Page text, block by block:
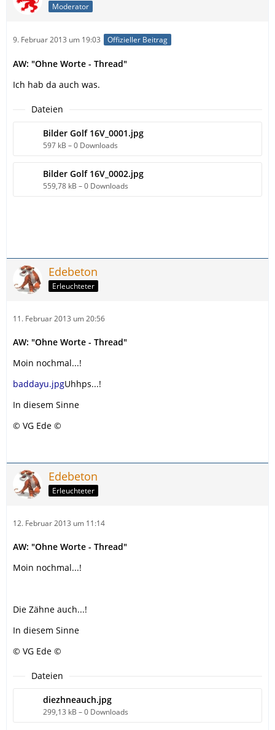
Moderator
9. Februar 2013 um 19:03 Offizieller Beitrag
AW: "Ohne Worte - Thread"
Ich hab da auch was.
Dateien
Bilder Golf 16V_0001.jpg
597 kB – 0 Downloads
Bilder Golf 16V_0002.jpg
559,78 kB – 0 Downloads
Edebeton
Erleuchteter
11. Februar 2013 um 20:56
AW: "Ohne Worte - Thread"
Moin nochmal...!
baddayu.jpgUhhps...!
In diesem Sinne
© VG Ede ©
Edebeton
Erleuchteter
12. Februar 2013 um 11:14
AW: "Ohne Worte - Thread"
Moin nochmal...!
Die Zähne auch...!
In diesem Sinne
© VG Ede ©
Dateien
diezhneauch.jpg
299,13 kB – 0 Downloads